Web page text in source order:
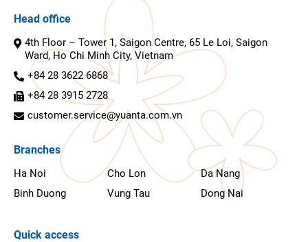
Head office
4th Floor – Tower 1, Saigon Centre, 65 Le Loi, Saigon
Ward, Ho Chi Minh City, Vietnam
+84 28 3622 6868
+84 28 3915 2728
customer.service@yuanta.com.vn
Branches
Ha Noi Cho Lon
Da Nang
Binh Duong
Vung Tau Dong Nai
Quick access